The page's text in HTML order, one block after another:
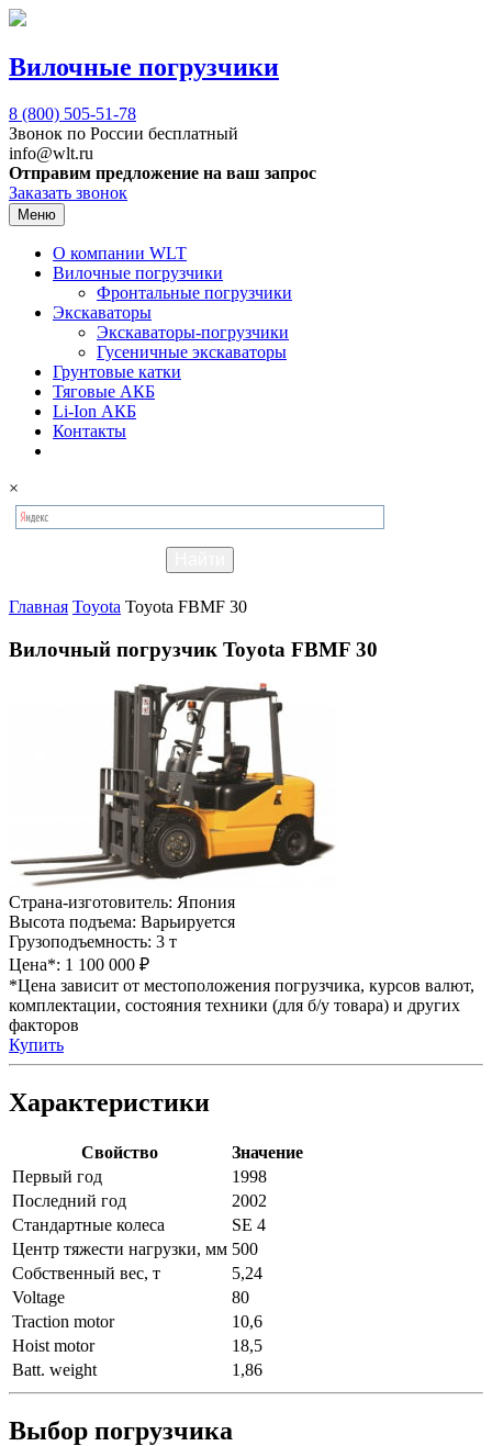
Вилочные погрузчики
8 (800) 505-51-78
Звонок по России бесплатный
info@wlt.ru
Отправим предложение на ваш запрос
Заказать звонок
Меню
О компании WLT
Вилочные погрузчики
Фронтальные погрузчики
Экскаваторы
Экскаваторы-погрузчики
Гусеничные экскаваторы
Грунтовые катки
Тяговые АКБ
Li-Ion АКБ
Контакты
×
Главная Toyota Toyota FBMF 30
Вилочный погрузчик Toyota FBMF 30
Страна-изготовитель: Япония
Высота подъема: Варьируется
Грузоподъемность: 3 т
Цена*: 1 100 000 ₽
*Цена зависит от местоположения погрузчика, курсов валют,
комплектации, состояния техники (для б/у товара) и других
факторов
Купить
Характеристики
Свойство
Значение
Первый год
1998
Последний год
2002
Стандартные колеса
SE 4
Центр тяжести нагрузки, мм 500
Собственный вес, т
5,24
Voltage
80
Traction motor
10,6
Hoist motor
18,5
Batt. weight
1,86
Выбор погрузчика